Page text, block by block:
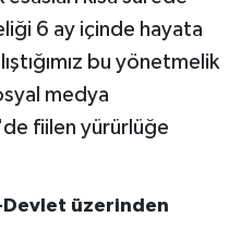
6 ay içinde hayata
bu yönetmelik
medya
fiilen yürürlüğe
Devlet üzerinden